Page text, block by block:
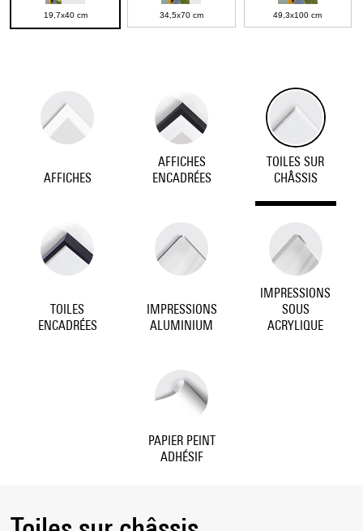
19,7x40 cm 34,5x70 cm 49,3x100 cm
AFFICHES
AFFICHES
ENCADRÉES
TOILES SUR
CHÂSSIS
TOILES
ENCADRÉES
IMPRESSIONS
ALUMINIUM
IMPRESSIONS
SOUS
ACRYLIQUE
PAPIER PEINT
ADHÉSIF